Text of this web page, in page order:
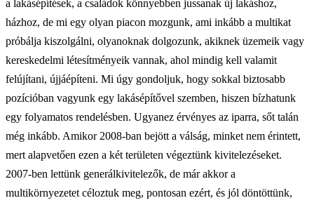
a lakásépítések, a családok könnyebben jussanak új lakáshoz,
házhoz, de mi egy olyan piacon mozgunk, ami inkább a multikat
próbálja kiszolgálni, olyanoknak dolgozunk, akiknek üzemeik vagy
kereskedelmi létesítményeik vannak, ahol mindig kell valamit
felújítani, újjáépíteni. Mi úgy gondoljuk, hogy sokkal biztosabb
pozícióban vagyunk egy lakásépítővel szemben, hiszen bízhatunk
egy folyamatos rendelésben. Ugyanez érvényes az iparra, sőt talán
még inkább. Amikor 2008-ban bejött a válság, minket nem érintett,
mert alapvetően ezen a két területen végeztünk kivitelezéseket.
2007-ben lettünk generálkivitelezők, de már akkor a
multikörnyezetet céloztuk meg, pontosan ezért, és jól döntöttünk,